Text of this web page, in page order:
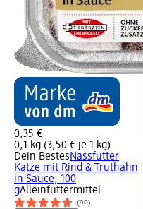
0,35 €
0,1 kg (3,50 € je 1 kg)
Dein BestesNassfutter
Katze mit Rind & Truthahn
in Sauce, 100
gAlleinfuttermittel
(90)